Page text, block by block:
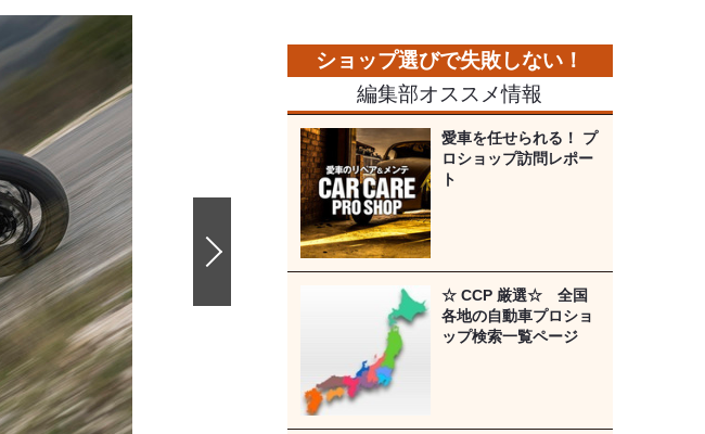
編集部オススメ情報
愛車を任せられる！ プ
ロショップ訪問レポー
ト
☆ CCP 厳選☆ 全国
各地の自動車プロショ
ップ検索一覧ページ